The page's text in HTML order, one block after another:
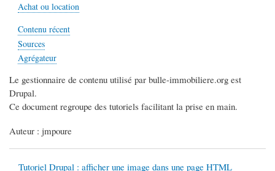
Achat ou location
Contenu récent
Sources
Agrégateur
Le gestionnaire de contenu utilisé par bulle-immobiliere.org est
Drupal.
Ce document regroupe des tutoriels facilitant la prise en main.
Auteur : jmpoure
Tutoriel Drupal : afficher une image dans une page HTML